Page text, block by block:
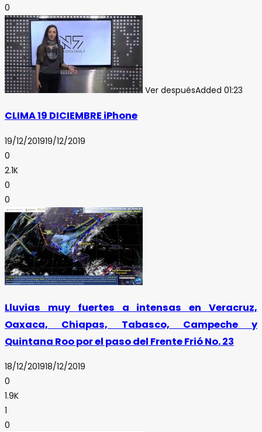
0
Ver despuésAdded 01:23
CLIMA 19 DICIEMBRE iPhone
19/12/201919/12/2019
0
2.1K
0
0
Lluvias muy fuertes a intensas en Veracruz,
Oaxaca, Chiapas, Tabasco, Campeche y
Quintana Roo por el paso del Frente Frió No. 23
18/12/201918/12/2019
0
1.9K
1
0